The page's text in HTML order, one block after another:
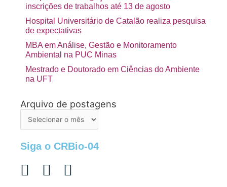
inscrições de trabalhos até 13 de agosto
Hospital Universitário de Catalão realiza pesquisa
de expectativas
MBA em Análise, Gestão e Monitoramento
Ambiental na PUC Minas
Mestrado e Doutorado em Ciências do Ambiente
na UFT
Arquivo de postagens
Arquivo
Siga o CRBio-04